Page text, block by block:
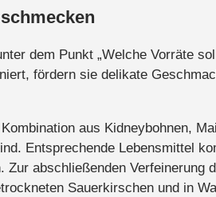
dem Punkt „Welche Vorräte
fördern sie delikate
aus Kidneybohnen,
Entsprechende Lebensmittel
abschließenden
Sauerkirschen und in